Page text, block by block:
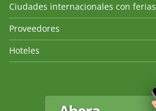
Ciudades internacionales con ferias
Proveedores
Hoteles